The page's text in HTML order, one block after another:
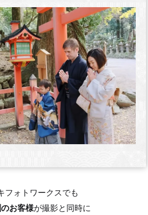
フォトワークスでも
お客様が撮影と同時に